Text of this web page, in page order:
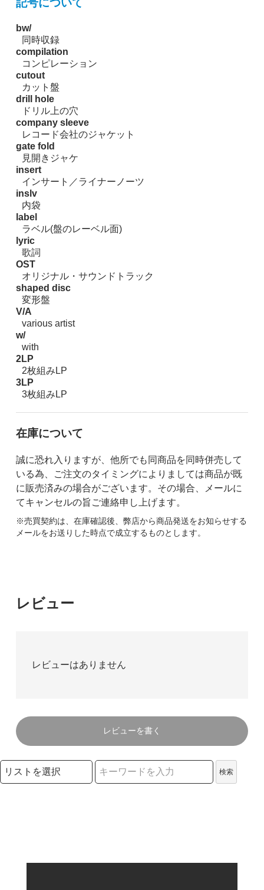
記号について
bw/
同時収録
compilation
コンピレーション
cutout
カット盤
drill hole
ドリル上の穴
company sleeve
レコード会社のジャケット
gate fold
見開きジャケ
insert
インサート／ライナーノーツ
inslv
内袋
label
ラベル(盤のレーベル面)
lyric
歌詞
OST
オリジナル・サウンドトラック
shaped disc
変形盤
V/A
various artist
w/
with
2LP
2枚組みLP
3LP
3枚組みLP
在庫について
誠に恐れ入りますが、他所でも同商品を同時併売して
いる為、ご注文のタイミングによりましては商品が既
に販売済みの場合がございます。その場合、メールに
てキャンセルの旨ご連絡申し上げます。
※売買契約は、在庫確認後、弊店から商品発送をお知らせする
メールをお送りした時点で成立するものとします。
レビュー
レビューはありません
レビューを書く
検索リストの選択
検索